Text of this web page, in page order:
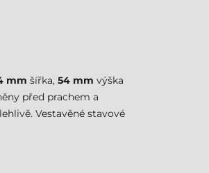
mm šířka, 54 mm výška
před prachem a
Vestavěné stavové